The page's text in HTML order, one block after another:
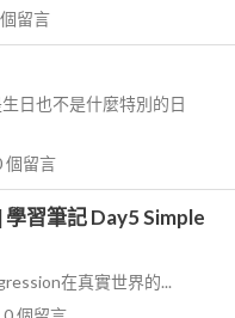
個留言
日也不是什麼特別的日
個留言
習筆記 Day5 Simple
在真實世界的...